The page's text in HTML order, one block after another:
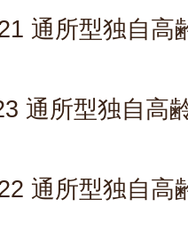
通所型独自高
通所型独自高
通所型独自高